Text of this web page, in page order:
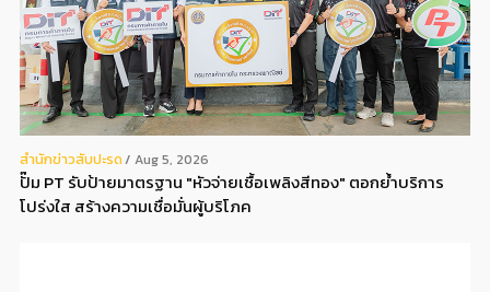
สํานักข่าวสับปะรด Aug 5, 2026
ปั๊ม PT รับป้ายมาตรฐาน "หัวจ่ายเชื้อเพลิงสีทอง" ตอกย้ำบริการ
โปร่งใส สร้างความเชื่อมั่นผู้บริโภค